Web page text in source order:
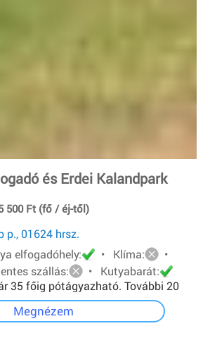
és Erdei Kalandpark
500 Ft (fő / éj-től)
p., 01624 hrsz.
elfogadóhely:
• Klíma:
•
szállás:
• Kutyabarát:
35 főig pótágyazható. További 20
elhelyezni.
Megnézem